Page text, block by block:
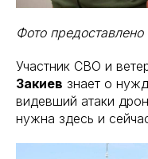
Фото
Участник СВО и
Закиев знает о
видевший атаки
нужна здесь и